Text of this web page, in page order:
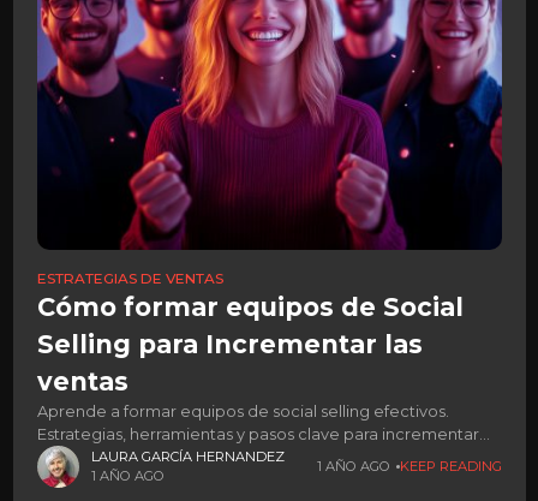
ESTRATEGIAS DE VENTAS
Cómo formar equipos de Social
Selling para Incrementar las
ventas
Aprende a formar equipos de social selling efectivos.
Estrategias, herramientas y pasos clave para incrementar
tus ventas.LAURA GARCÍA HERNANDEZ
1 AÑO AGO
1 AÑO AGO KEEP READING